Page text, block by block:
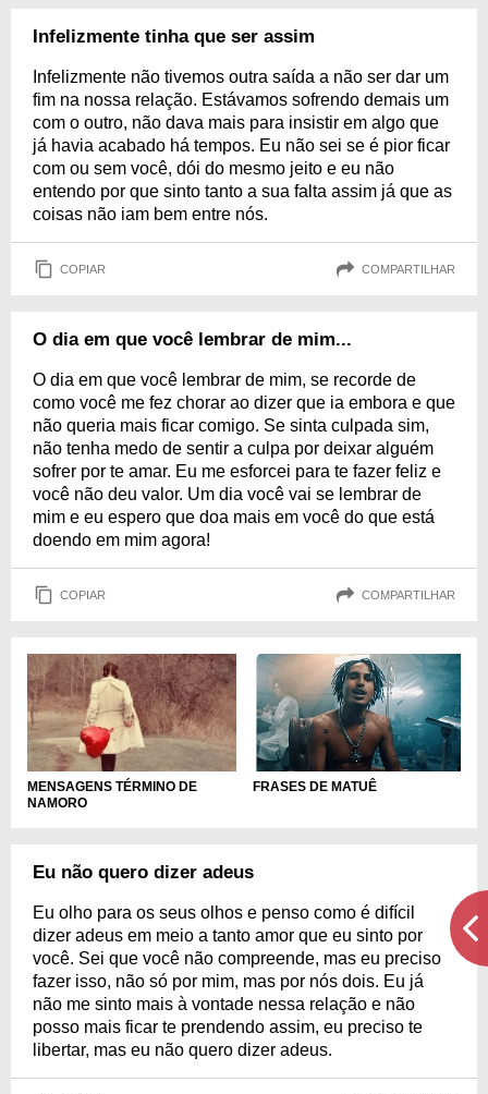
Infelizmente tinha que ser assim
Infelizmente não tivemos outra saída a não ser dar um
fim na nossa relação. Estávamos sofrendo demais um
com o outro, não dava mais para insistir em algo que
já havia acabado há tempos. Eu não sei se é pior ficar
com ou sem você, dói do mesmo jeito e eu não
entendo por que sinto tanto a sua falta assim já que as
coisas não iam bem entre nós.
COPIAR COMPARTILHAR
O dia em que você lembrar de mim...
O dia em que você lembrar de mim, se recorde de
como você me fez chorar ao dizer que ia embora e que
não queria mais ficar comigo. Se sinta culpada sim,
não tenha medo de sentir a culpa por deixar alguém
sofrer por te amar. Eu me esforcei para te fazer feliz e
você não deu valor. Um dia você vai se lembrar de
mim e eu espero que doa mais em você do que está
doendo em mim agora!
COPIAR COMPARTILHAR
MENSAGENS TÉRMINO DE
NAMORO
FRASES DE MATUÊ
Eu não quero dizer adeus
Eu olho para os seus olhos e penso como é difícil
dizer adeus em meio a tanto amor que eu sinto por
você. Sei que você não compreende, mas eu preciso
fazer isso, não só por mim, mas por nós dois. Eu já
não me sinto mais à vontade nessa relação e não
posso mais ficar te prendendo assim, eu preciso te
libertar, mas eu não quero dizer adeus.